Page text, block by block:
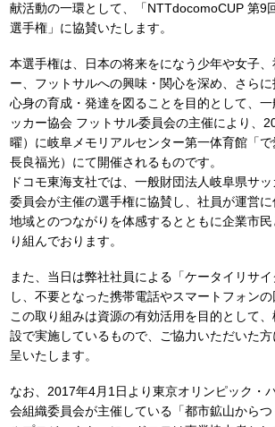
献活動の一環として、「NTTdocomoCUP 第9
選手権」に協賛いたします。
本選手権は、日本の将来をになう少年や女子
ー、フットサルへの興味・関心を深め、さら
心身の育成・発達を図ることを目的として、
ッカー協会 フットサル委員会の主催により、
曜）に岐阜メモリアルセンター第一体育館「
長良福光）にて開催されるものです。
ドコモ東海支社では、一般財団法人岐阜県サ
委員会が主催の選手権に協賛し、社員が運営に
地域とのつながりを体感するとともに企業市
り組んでおります。
また、当日は弊社社員による「ケータイリサ
し、不要となった携帯電話やスマートフォンの
この取り組みは資源の有効活用を目的として
設で実施しているもので、ご協力いただいた
呈いたします。
なお、2017年4月1日より東京オリンピック・
会組織委員会が主催している「都市鉱山から